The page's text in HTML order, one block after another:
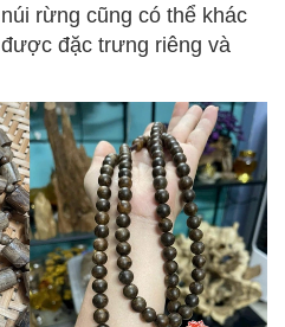
rừng cũng có thể khác
đặc trưng riêng và